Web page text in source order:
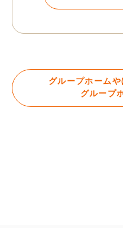
グループホーム
グループ